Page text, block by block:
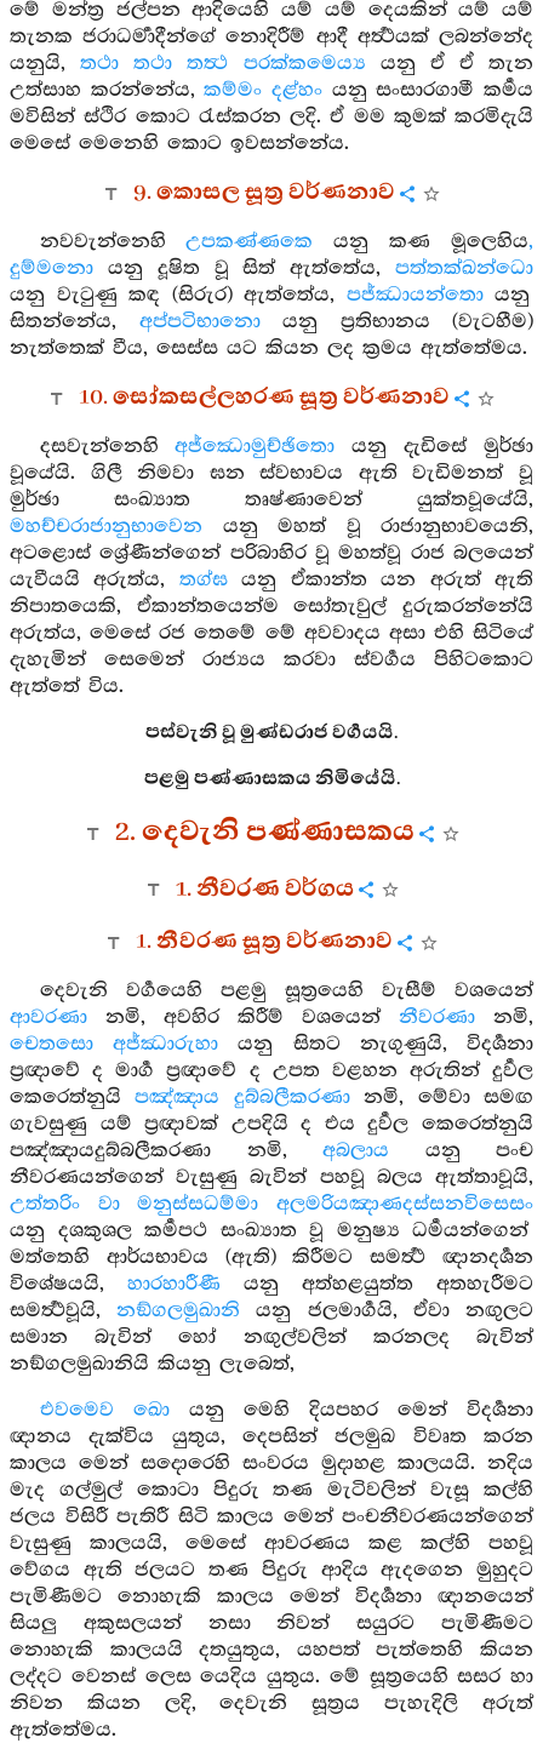
මේ මන්ත්‍ර ජල්පන ආදියෙහි යම් යම් දෙයකින් යම් යම්
තැනක ජරාධර්‍මාදීන්ගේ නොදිරීම් ආදී අර්‍ත්‍ථයක් ලබන්නේද
යනුයි,තථා තථා තත්‍ථ පරක්කමෙය්‍ය යනු ඒ ඒ තැන
උත්සාහ කරන්නේය,කම්මං දළ්හං යනු සංසාරගාමී කර්‍මය
මවිසින් ස්ථිර කොට රැස්කරන ලදි. ඒ මම කුමක් කරමිදැයි
මෙසේ මෙනෙහි කොට ඉවසන්නේය.
9. කොසල සූත්‍ර වර්ණනාව
නවවැන්නෙහිඋපකණ්ණකෙ යනු කණ මූලෙහිය,
දුම්මනො යනු දූෂිත වූ සිත් ඇත්තේය, පත්තක්ඛන්ධො
යනු වැටුණු කඳ (සිරුර) ඇත්තේය, පජ්ඣායන්තොයනු
සිතන්නේය, අප්පටිභානොයනු ප්‍රතිභානය (වැටහීම)
නැත්තෙක් වීය, සෙස්ස යට කියන ලද ක්‍රමය ඇත්තේමය.
10. සෝකසල්ලහරණ සූත්‍ර වර්ණනාව
දසවැන්නෙහිඅජ්ඣොමුච්ඡිතො යනු දැඩිසේ මුර්ඡා
වූයේයි. ගිලී නිමවා ඝන ස්වභාවය ඇති වැඩිමනත් වූ
මුර්ඡා සංඛ්‍යාත තෘෂ්ණාවෙන් යුක්තවූයේයි,
මහච්චරාජානුභාවෙන යනු මහත් වූ රාජානුභාවයෙනි,
අටළොස් ශ්‍රේණීන්ගෙන් පරිබාහිර වූ මහත්වූ රාජ බලයෙන්
යැවීයයි අරුත්ය, තග්ඝයනු ඒකාන්ත යන අරුත් ඇති
නිපාතයෙකි, ඒකාන්තයෙන්ම සෝතැවුල් දුරුකරන්නේයි
අරුත්ය, මෙසේ රජ තෙමේ මේ අවවාදය අසා එහි සිටියේ
දැහැමින් සෙමෙන් රාජ්‍යය කරවා ස්වර්‍ගය පිහිටකොට
ඇත්තේ විය.
පස්වැනි වූ මුණ්ඩරාජ වර්‍ගයයි.
පළමු පණ්ණාසකය නිමියේයි.
2. දෙවැනි පණ්ණාසකය
1. නීවරණ වර්ගය
1. නීවරණ සූත්‍ර වර්ණනාව
දෙවැනි වර්‍ගයෙහි පළමු සූත්‍රයෙහි වැසීම් වශයෙන්
ආවරණා නමි, අවහිර කිරීම් වශයෙන් නීවරණා නමි,
චෙතසො අජ්ඣාරුහා යනු සිතට නැගුණුයි, විදර්‍ශනා
ප්‍රඥාවේ ද මාර්‍ග ප්‍රඥාවේ ද උපත වළහන අරුතින් දුර්‍වල
කෙරෙත්නුයිපඤ්ඤාය දුබ්බලීකරණානමි, මේවා සමඟ
ගැවසුණු යම් ප්‍රඥාවක් උපදියි ද එය දුර්‍වල කෙරෙත්නුයි
පඤ්ඤායදුබ්බලීකරණා නමි, අබලාය යනු පංච
නීවරණයන්ගෙන් වැසුණු බැවින් පහවූ බලය ඇත්තාවූයි,
උත්තරිං වා මනුස්සධම්මා අලමරියඤාණදස්සනවිසෙසං
යනු දශකුශල කර්‍මපථ සංඛ්‍යාත වූ මනුෂ්‍ය ධර්‍මයන්ගෙන්
මත්තෙහි ආර්යභාවය (ඇති) කිරීමට සමර්‍ත්‍ථ ඥානදර්‍ශන
විශේෂයයි, හාරහාරීණී යනු අත්හළයුත්ත අතහැරීමට
සමර්‍ත්‍ථවූයි,නඞ්ගලමුඛානි යනු ජලමාර්‍ගයි, ඒවා නඟුලට
සමාන බැවින් හෝ නඟුල්වලින් කරනලද බැවින්
නඞ්ගලමුඛානියි කියනු ලැබෙත්,
එවමෙව ඛොයනු මෙහි දියපහර මෙන් විදර්‍ශනා
ඥානය දැක්විය යුතුය, දෙපසින් ජලමුඛ විවෘත කරන
කාලය මෙන් සදොරෙහි සංවරය මුදාහළ කාලයයි. නදිය
මැද ගල්මුල් කොටා පිදුරු තණ මැටිවලින් වැසූ කල්හි
ජලය විසිරී පැතිරී සිටි කාලය මෙන් පංචනීවරණයන්ගෙන්
වැසුණු කාලයයි, මෙසේ ආවරණය කළ කල්හි පහවූ
වේගය ඇති ජලයට තණ පිදුරු ආදිය ඇදගෙන මුහුදට
පැමිණීමට නොහැකි කාලය මෙන් විදර්‍ශනා ඥානයෙන්
සියලු අකුසලයන් නසා නිවන් සයුරට පැමිණීමට
නොහැකි කාලයයි දතයුතුය, යහපත් පැත්තෙහි කියන
ලද්දට වෙනස් ලෙස යෙදිය යුතුය. මේ සූත්‍රයෙහි සසර හා
නිවන කියන ලදි, දෙවැනි සූත්‍රය පැහැදිලි අරුත්
ඇත්තේමය.